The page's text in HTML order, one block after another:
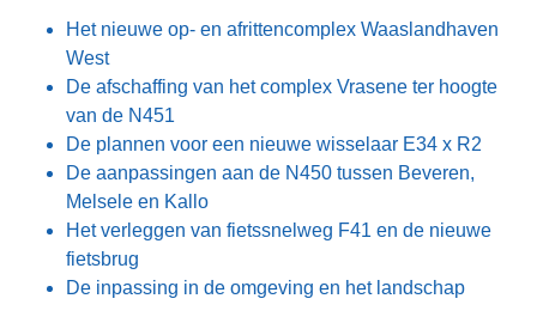
Het nieuwe op- en afrittencomplex Waaslandhaven
West
De afschaffing van het complex Vrasene ter hoogte
van de N451
De plannen voor een nieuwe wisselaar E34 x R2
De aanpassingen aan de N450 tussen Beveren,
Melsele en Kallo
Het verleggen van fietssnelweg F41 en de nieuwe
fietsbrug
De inpassing in de omgeving en het landschap